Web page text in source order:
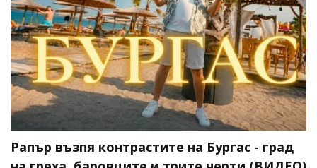
Рапър възпя контрастите на Бургас - град